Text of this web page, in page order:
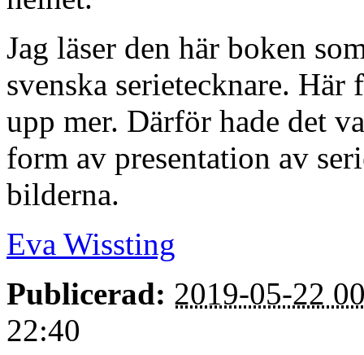
Jag läser den här boken
svenska serietecknare.
upp mer. Därför hade det
form av presentation av
bilderna.
Eva Wissting
Publicerad: 2019-05-22
22:40